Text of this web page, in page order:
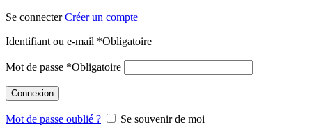
Se connecterCréer un compte
Identifiant ou e-mail *Obligatoire
Mot de passe *Obligatoire
Connexion
Mot de passe oublié ?
Se souvenir de moi